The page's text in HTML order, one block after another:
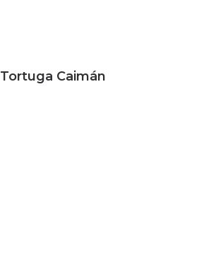
Tortuga Caimán